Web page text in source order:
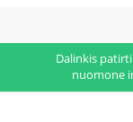
Dalinkis
nuomone